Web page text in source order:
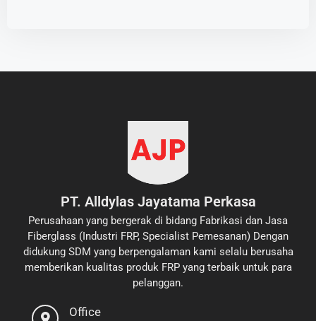
PT. Alldylas Jayatama Perkasa
Perusahaan yang bergerak di bidang Fabrikasi dan Jasa
Fiberglass (Industri FRP, Specialist Pemesanan) Dengan
didukung SDM yang berpengalaman kami selalu berusaha
memberikan kualitas produk FRP yang terbaik untuk para
pelanggan.
Office